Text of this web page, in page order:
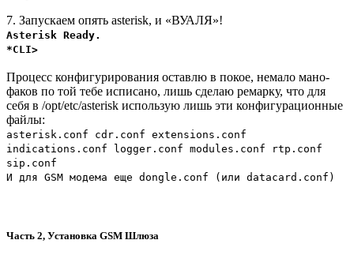
7. Запускаем опять asterisk, и «ВУАЛЯ»!
Asterisk Ready.
*CLI>
Процесс конфигурирования оставлю в покое, немало мано-
факов по той тебе исписано, лишь сделаю ремарку, что для
себя в /opt/etc/asterisk использую лишь эти конфигурационные
файлы:
asterisk.conf cdr.conf extensions.conf
indications.conf logger.conf modules.conf rtp.conf
sip.conf
И для GSM модема еще dongle.conf (или datacard.conf)
Часть 2, Установка GSM Шлюза